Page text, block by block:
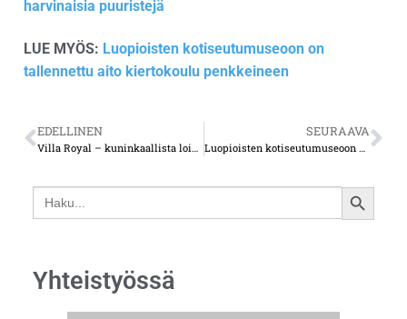
harvinaisia puuristejä
LUE MYÖS: Luopioisten kotiseutumuseoon on
tallennettu aito kiertokoulu penkkeineen
EDELLINEN
Villa Royal – kuninkaallista loistoa keskellä maaseutua
SEURAAVA
Luopioisten kotiseutumuseoon on tallennettu aito kiertokoulu penkkeineen
Search
for:
SEARCH
Yhteistyössä